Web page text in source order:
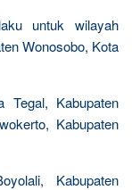
untuk wilayah
Wonosobo, Kota
Tegal, Kabupaten
Kabupaten
Kabupaten